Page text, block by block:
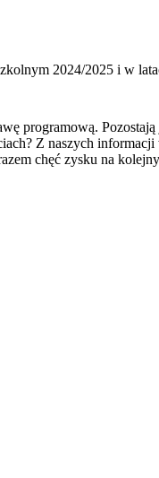
2024/2025 i w
programową.
Z naszych
chęć zysku na